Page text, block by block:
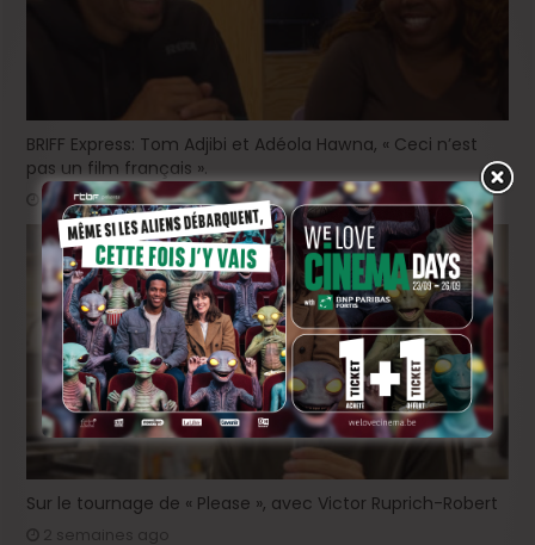
BRIFF Express: Tom Adjibi et Adéola Hawna, « Ceci n’est
pas un film français ».
22 heures ago
Sur le tournage de « Please », avec Victor Ruprich-Robert
2 semaines ago